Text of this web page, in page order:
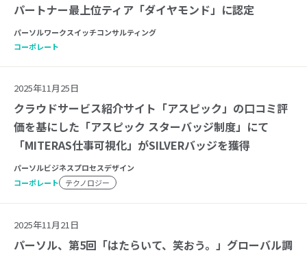
パートナー最上位ティア「ダイヤモンド」に認定
パーソルワークスイッチコンサルティング
コーポレート
2025年11月25日
クラウドサービス紹介サイト「アスピック」の口コミ評
価を基にした「アスピック スターバッジ制度」にて
「MITERAS仕事可視化」がSILVERバッジを獲得
パーソルビジネスプロセスデザイン
コーポレート
テクノロジー
2025年11月21日
パーソル、第5回「はたらいて、笑おう。」グローバル調